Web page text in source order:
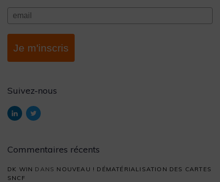
Je m'inscris
Suivez-nous
Commentaires récents
DK WIN DANS NOUVEAU ! DÉMATÉRIALISATION DES CARTES
SNCF